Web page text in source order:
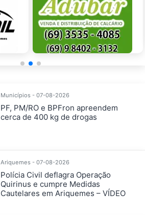
Municípios - 07-08-2026
PF, PM/RO e BPFron apreendem
cerca de 400 kg de drogas
Ariquemes - 07-08-2026
Polícia Civil deflagra Operação
Quirinus e cumpre Medidas
Cautelares em Ariquemes – VÍDEO